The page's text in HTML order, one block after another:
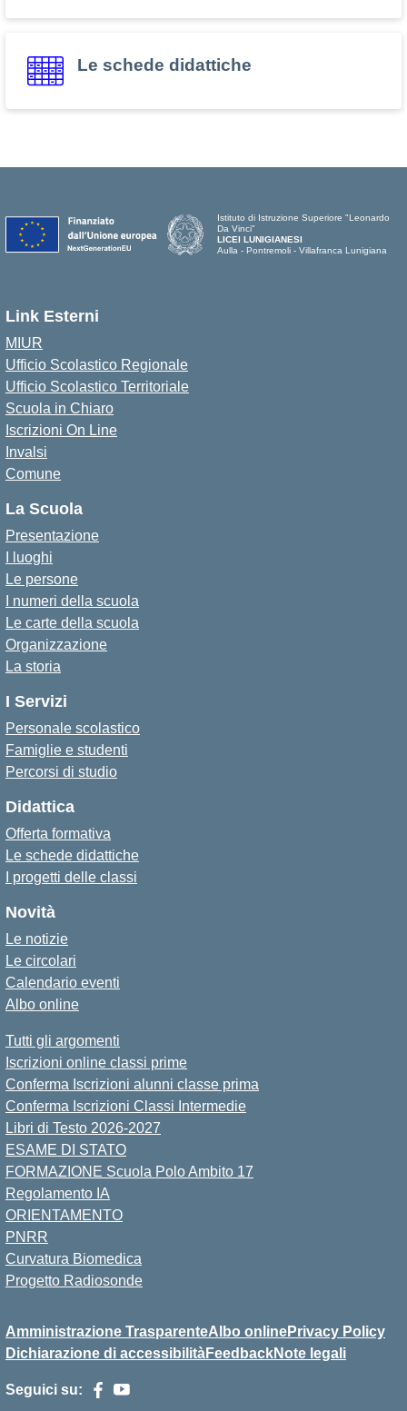
Le schede didattiche
Istituto di Istruzione Superiore "Leonardo
Da Vinci"
LICEI LUNIGIANESI
Aulla - Pontremoli - Villafranca Lunigiana
Link Esterni
MIUR
Ufficio Scolastico Regionale
Ufficio Scolastico Territoriale
Scuola in Chiaro
Iscrizioni On Line
Invalsi
Comune
La Scuola
Presentazione
I luoghi
Le persone
I numeri della scuola
Le carte della scuola
Organizzazione
La storia
I Servizi
Personale scolastico
Famiglie e studenti
Percorsi di studio
Didattica
Offerta formativa
Le schede didattiche
I progetti delle classi
Novità
Le notizie
Le circolari
Calendario eventi
Albo online
Tutti gli argomenti
Iscrizioni online classi prime
Conferma Iscrizioni alunni classe prima
Conferma Iscrizioni Classi Intermedie
Libri di Testo 2026-2027
ESAME DI STATO
FORMAZIONE Scuola Polo Ambito 17
Regolamento IA
ORIENTAMENTO
PNRR
Curvatura Biomedica
Progetto Radiosonde
Amministrazione TrasparenteAlbo onlinePrivacy Policy
Dichiarazione di accessibilitàFeedbackNote legali
Seguici su: